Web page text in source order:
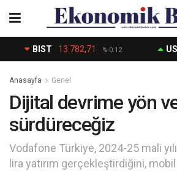
BIST 13.782,71 %-0.12
Anasayfa Genel
Dijital devrime yön
sürdüreceğiz
Vodafone Türkiye, 2024-25 mali
lira yatırım gerçekleştirdiğini, mobil